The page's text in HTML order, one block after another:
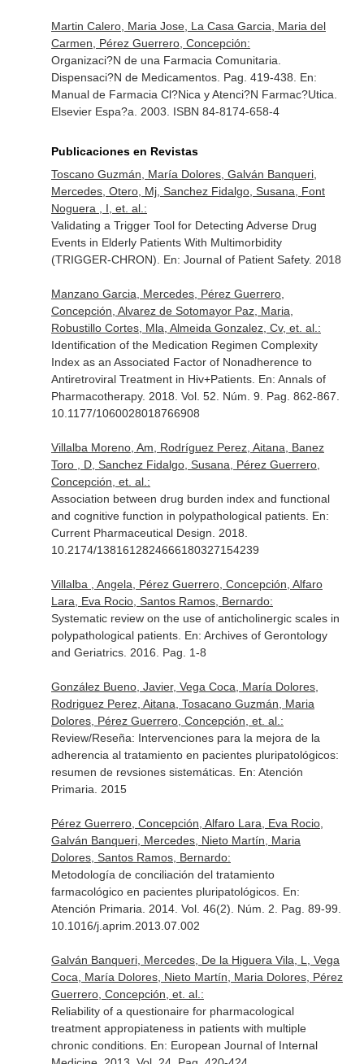
Martin Calero, Maria Jose, La Casa Garcia, Maria del
Carmen, Pérez Guerrero, Concepción:
Organizaci?N de una Farmacia Comunitaria.
Dispensaci?N de Medicamentos. Pag. 419-438. En:
Manual de Farmacia Cl?Nica y Atenci?N Farmac?Utica
Elsevier Espa?a. 2003. ISBN 84-8174-658-4
Publicaciones en Revistas
Toscano Guzmán, María Dolores, Galván Banqueri,
Mercedes, Otero, Mj, Sanchez Fidalgo, Susana, Font
Noguera , I, et. al.:
Validating a Trigger Tool for Detecting Adverse Drug
Events in Elderly Patients With Multimorbidity
(TRIGGER-CHRON). En: Journal of Patient Safety. 2018
Manzano Garcia, Mercedes, Pérez Guerrero,
Concepción, Alvarez de Sotomayor Paz, Maria,
Robustillo Cortes, Mla, Almeida Gonzalez, Cv, et. al.:
Identification of the Medication Regimen Complexity
Index as an Associated Factor of Nonadherence to
Antiretroviral Treatment in Hiv+Patients. En: Annals of
Pharmacotherapy. 2018. Vol. 52. Núm. 9. Pag. 862-867.
10.1177/1060028018766908
Villalba Moreno, Am, Rodríguez Perez, Aitana, Banez
Toro , D, Sanchez Fidalgo, Susana, Pérez Guerrero,
Concepción, et. al.:
Association between drug burden index and functional
and cognitive function in polypathological patients. En:
Current Pharmaceutical Design . 2018.
10.2174/1381612824666180327154239
Villalba , Angela, Pérez Guerrero, Concepción, Alfaro
Lara, Eva Rocio, Santos Ramos, Bernardo:
Systematic review on the use of anticholinergic scales in
polypathological patients. En: Archives of Gerontology
and Geriatrics. 2016. Pag. 1-8
González Bueno, Javier, Vega Coca, María Dolores,
Rodriguez Perez, Aitana, Tosacano Guzmán, Maria
Dolores, Pérez Guerrero, Concepción, et. al.:
Review/Reseña: Intervenciones para la mejora de la
adherencia al tratamiento en pacientes pluripatológicos:
resumen de revsiones sistemáticas. En: Atención
Primaria . 2015
Pérez Guerrero, Concepción, Alfaro Lara, Eva Rocio,
Galván Banqueri, Mercedes, Nieto Martín, Maria
Dolores, Santos Ramos, Bernardo:
Metodología de conciliación del tratamiento
farmacológico en pacientes pluripatológicos. En:
Atención Primaria . 2014. Vol. 46(2). Núm. 2. Pag. 89-99.
10.1016/j.aprim.2013.07.002
Galván Banqueri, Mercedes, De la Higuera Vila, L, Vega
Coca, María Dolores, Nieto Martín, Maria Dolores, Pérez
Guerrero, Concepción, et. al.:
Reliability of a questionaire for pharmacological
treatment appropiateness in patients with multiple
chronic conditions. En: European Journal of Internal